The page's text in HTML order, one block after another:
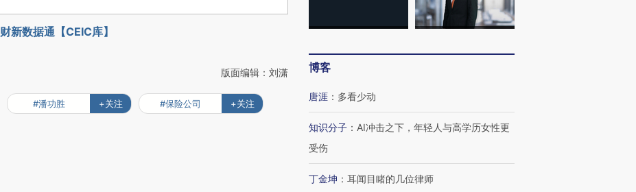
财新数据通【CEIC库】
版面编辑：刘潇
#潘功胜 +关注 #保险公司 +关注
博客
唐涯 ： 多看少动
知识分子 ： AI冲击之下，年轻人与高学历女性更
受伤
丁金坤 ： 耳闻目睹的几位律师